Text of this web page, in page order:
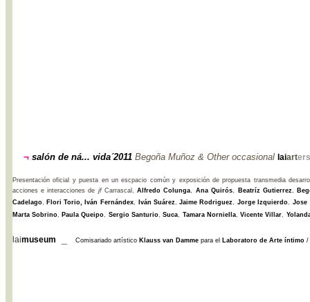
¬ salón de ná... vida´2011 Begoña Muñoz & Other occasional laiarters
Presentación oficial y puesta en un escpacio común y exposición de propuesta transmedia
acciones e interacciones de jf Carrascal, Alfredo Colunga, Ana Quirós, Beatríz Gutierrez,
Cadelago, Flori Torio, Iván Fernándex, Iván Suárez, Jaime Rodriguez, Jorge Izquierdo, Jose
Marta Sobrino, Paula Queipo, Sergio Santurio, Suca, Tamara Norniella, Vicente Villar,
laimuseum Comisariado artístico Klauss van Damme para el Laboratoro de Arte íntimo /